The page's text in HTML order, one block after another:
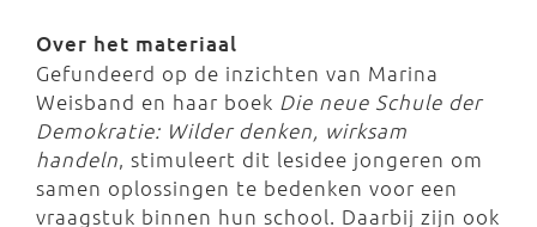
Over het materiaal
Gefundeerd op de inzichten van Marina
Weisband en haar boek Die neue Schule der
Demokratie: Wilder denken, wirksam
handeln, stimuleert dit lesidee jongeren om
samen oplossingen te bedenken voor een
vraagstuk binnen hun school. Daarbij zijn ook